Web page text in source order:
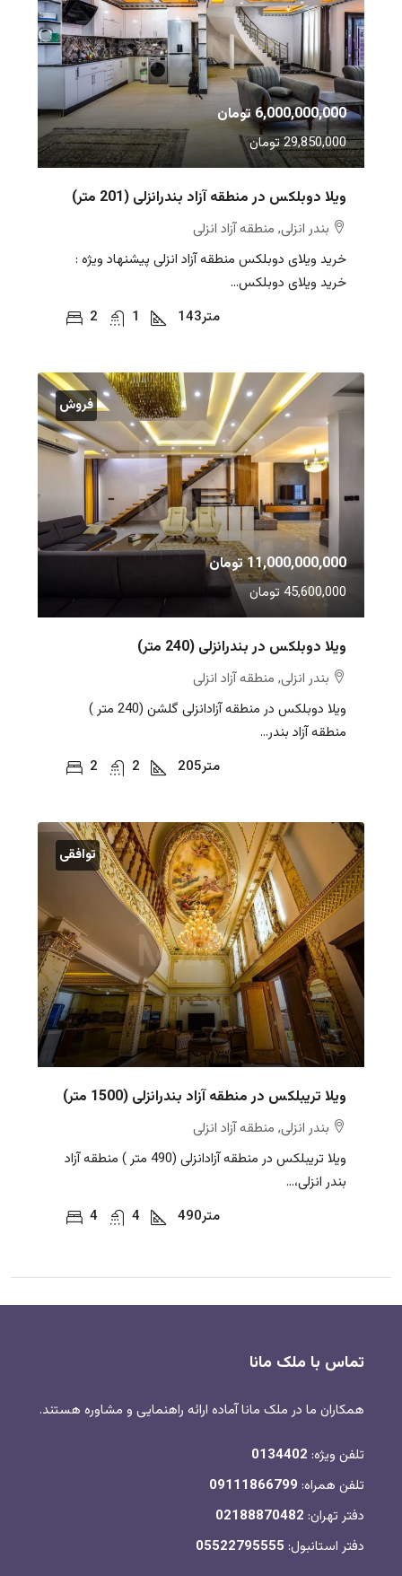
6,000,000,000 تومان
29,850,000 تومان
ویلا دوبلکس در منطقه آزاد بندرانزلی (201 متر)
بندر انزلی, منطقه آزاد انزلی
خرید ویلای دوبلکس منطقه آزاد انزلی پیشنهاد ویژه :
خرید ویلای دوبلکس...
2
1 143متر
فروش
11,000,000,000 تومان
45,600,000 تومان
ویلا دوبلکس در بندرانزلی (240 متر)
بندر انزلی, منطقه آزاد انزلی
ویلا دوبلکس در منطقه آزادانزلی گلشن (240 متر )
منطقه آزاد بندر...
2
2 205متر
توافقی
ویلا تریبلکس در منطقه آزاد بندرانزلی (1500 متر)
بندر انزلی, منطقه آزاد انزلی
ویلا تریبلکس در منطقه آزادانزلی (490 متر ) منطقه آزاد
بندر انزلی،...
4
4 490متر
تماس با ملک مانا
همکاران ما در ملک مانا آماده ارائه راهنمایی و مشاوره هستند.
تلفن ویژه: 0134402
تلفن همراه: 09111866799
دفتر تهران: 02188870482
دفتر استانبول: 05522795555